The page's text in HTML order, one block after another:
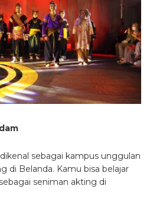
sebagai kampus unggulan
di Belanda. Kamu bisa belajar
seniman akting di